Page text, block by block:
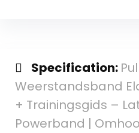
Specification:
Weerstandsband
+ Trainingsgids –
Powerband |